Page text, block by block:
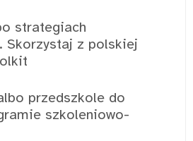
strategiach
Skorzystaj z polskiej
przedszkole do
szkoleniowo-